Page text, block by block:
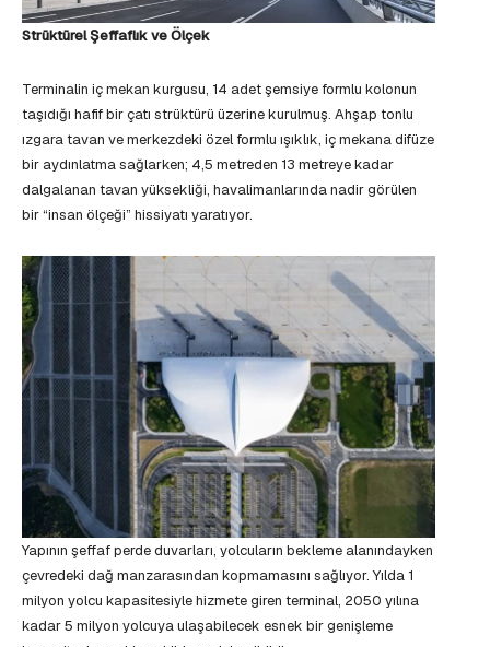
Strüktürel Şeffaflık ve Ölçek
Terminalin iç mekan kurgusu, 14 adet şemsiye formlu kolonun
taşıdığı hafif bir çatı strüktürü üzerine kurulmuş. Ahşap tonlu
ızgara tavan ve merkezdeki özel formlu ışıklık, iç mekana difüze
bir aydınlatma sağlarken; 4,5 metreden 13 metreye kadar
dalgalanan tavan yüksekliği, havalimanlarında nadir görülen
bir “insan ölçeği” hissiyatı yaratıyor.
Yapının şeffaf perde duvarları, yolcuların bekleme alanındayken
çevredeki dağ manzarasından kopmamasını sağlıyor. Yılda 1
milyon yolcu kapasitesiyle hizmete giren terminal, 2050 yılına
kadar 5 milyon yolcuya ulaşabilecek esnek bir genişleme